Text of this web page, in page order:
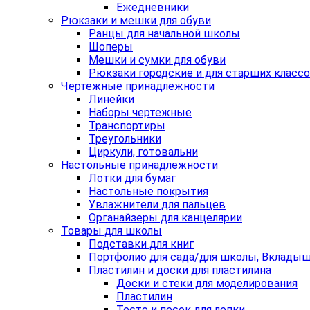
Ежедневники
Рюкзаки и мешки для обуви
Ранцы для начальной школы
Шоперы
Мешки и сумки для обуви
Рюкзаки городские и для старших
Чертежные принадлежности
Линейки
Наборы чертежные
Транспортиры
Треугольники
Циркули, готовальни
Настольные принадлежности
Лотки для бумаг
Настольные покрытия
Увлажнители для пальцев
Органайзеры для канцелярии
Товары для школы
Подставки для книг
Портфолио для сада/для школы,
Пластилин и доски для пластилина
Доски и стеки для моделирования
Пластилин